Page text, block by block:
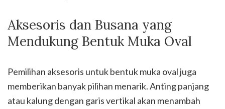
Aksesoris dan Busana yang
Mendukung Bentuk Muka Oval
Pemilihan aksesoris untuk bentuk muka oval juga
memberikan banyak pilihan menarik. Anting panjang
atau kalung dengan garis vertikal akan menambah